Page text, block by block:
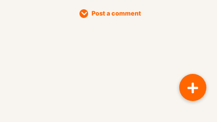
Post a comment